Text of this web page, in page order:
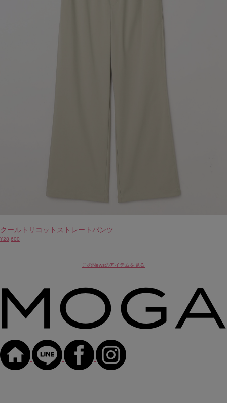
クールトリコットストレートパンツ
¥28,600
このNewsのアイテムを見る